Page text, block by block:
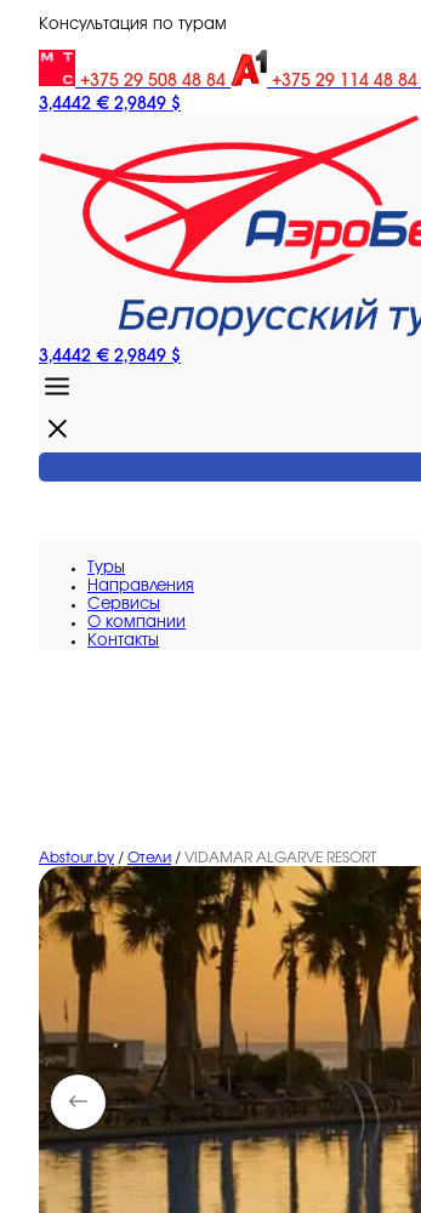
Консультация по турам
+375 29 508 48 84 +375 29 114 48 84
3,4442 € 2,9849 $
3,4442 € 2,9849 $
Туры
Направления
Сервисы
O компании
Контакты
Abstour.by / Отели / VIDAMAR ALGARVE RESORT